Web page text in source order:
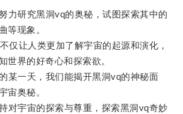
研究黑洞vq的奥秘，试图探索其中的
等现象。
让人类更加了解宇宙的起源和演化，
世界的好奇心和探索欲。
一天，我们能揭开黑洞vq的神秘面
宙奥秘。
宇宙的探索与尊重，探索黑洞vq奇妙